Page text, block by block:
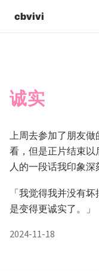
cbvivi
诚实
上周去参加了朋友
看，但是正片结束
人的一段话我印象深
「我觉得我并没有
是变得更诚实了。」
2024-11-18